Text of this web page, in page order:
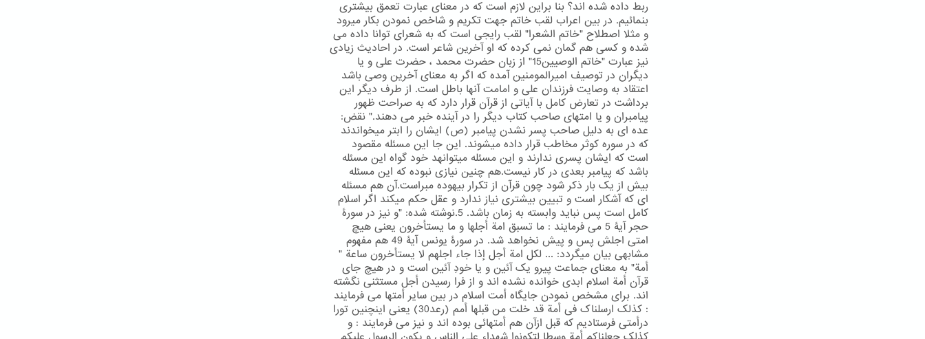
ربط داده شده اند؟ بنا براین لازم است که در معنای عبارت تعمق بیشتری
بنمائیم. در بین اعراب لقب خاتم جهت تکریم و شاخص نمودن بکار میرود
و مثلا اصطلاح "خاتم الشعرا" لقب رایجی است که به شعرای توانا داده می
شده و کسی هم گمان نمی کرده که او آخرین شاعر است. در احادیث زیادی
نیز عبارت "خاتم الوصیین15" از زبان حضرت محمد ، حضرت علی و یا
دیگران در توصیف امیرالمومنین آمده که اگر به معنای آخرین وصی باشد
اعتقاد به وصایت فرزندان علی و امامت آنها باطل است. از طرف دیگر این
برداشت در تعارض کامل با آیاتی از قرآن قرار دارد که به صراحت ظهور
پیامبران و یا امتهای صاحب کتاب دیگر را در آینده خبر می دهند." نقض:
عده ای به دلیل صاحب پسر نشدن پیامبر (ص) ایشان را ابتر میخواندند
که در سوره کوثر مخاطب قرار داده میشوند. این جا این مسئله مقصود
است که ایشان پسری ندارند و این مسئله میتوانهد خود گواه این مسئله
باشد که پیامبر بعدی در کار نیست.هم چنین نیازی نبوده که این مسئله
بیش از یک بار ذکر شود چون قرآن از تکرار بیهوده مبراست.آن هم مسئله
ای که آشکار است و تبیین بیشتری نیاز ندارد و عقل حکم میکند اگر اسلام
کامل است پس نباید وابسته به زمان باشد. 5.نوشته شده: "و نیز در سورۀ
حجر آیۀ 5 می فرمایند : ما تسبق امة أجلها و ما یستأخرون یعنی هیچ
امتی اجلش پس و پیش نخواهد شد. در سورۀ یونس آیۀ 49 هم مفهوم
مشابهی بیان میگردد: ... لکل امة أجل إذا جاء اجلهم لا یستأخرون ساعة "
أمة" به معنای جماعت پیرو یک آئین و یا خودِ آئین است و در هیچ جای
قرآن أمة اسلام ابدی خوانده نشده اند و از فرا رسیدن أجل مستثنی نگشته
اند. برای مشخص نمودن جایگاه أمت اسلام در بین سایر أمتها می فرمایند
: کذلک ارسلناک فی أمة قد خلت من قبلها أمم (رعد30) یعنی اینچنین تورا
درأمتی فرستادیم که قبل ازآن هم أمتهائی بوده اند و نیز می فرمایند : و